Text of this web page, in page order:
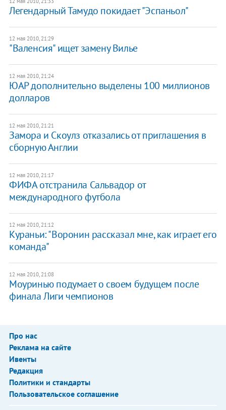
Легендарный Тамудо покидает "Эспаньол"
12 мая 2010, 21:29
"Валенсия" ищет замену Вилье
12 мая 2010, 21:24
ЮАР дополнительно выделены 100 миллионов
долларов
12 мая 2010, 21:21
Замора и Скоулз отказались от приглашения в
сборную Англии
12 мая 2010, 21:17
ФИФА отстранила Сальвадор от
международного футбола
12 мая 2010, 21:12
Кураньи: "Воронин рассказал мне, как играет его
команда"
12 мая 2010, 21:08
Моуринью подумает о своем будущем после
финала Лиги чемпионов
Про нас
Реклама на сайте
Ивенты
Редакция
Политики и стандарты
Пользовательское соглашение